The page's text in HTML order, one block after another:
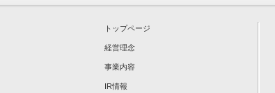
トップページ
経営理念
事業内容
IR情報